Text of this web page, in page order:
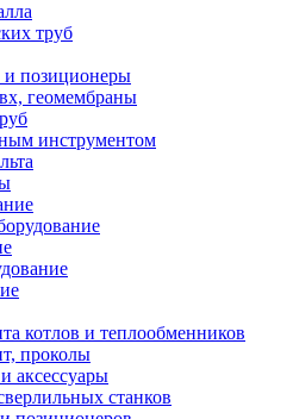
труб
и позиционеры
геомембраны
инструментом
котлов и теплообменников
проколы
аксессуары
станков